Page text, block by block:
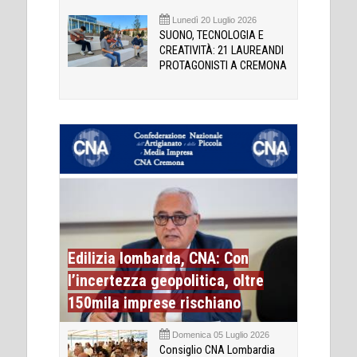
Lunedì 20 Luglio 2026
SUONO, TECNOLOGIA E
CREATIVITÀ: 21 LAUREANDI
PROTAGONISTI A CREMONA
Edilizia lombarda, CNA: Con
l’incertezza geopolitica, oltre
150mila imprese rischiano
Domenica 05 Luglio 2026
Consiglio CNA Lombardia